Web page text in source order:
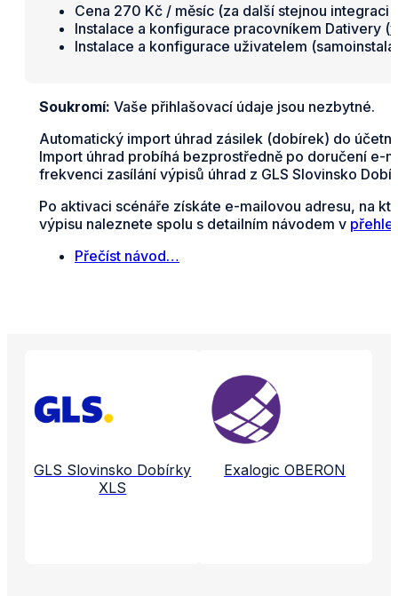
Cena 270 Kč / měsíc (za další stejnou integraci
Instalace a konfigurace pracovníkem Dativery (
Instalace a konfigurace uživatelem
Soukromí: Vaše přihlašovací údaje jsou nezbytné.
Automatický import úhrad zásilek (dobírek) do
Import úhrad probíhá bezprostředně po doručení e-
frekvenci zasílání výpisů úhrad z GLS Slovinsko
Po aktivaci scénáře získáte e-mailovou adresu, na
výpisu naleznete spolu s detailním návodem v
Přečíst návod…
Propojené aplikace a služby
GLS Slovinsko Dobírky
XLS
Exalogic OBERON